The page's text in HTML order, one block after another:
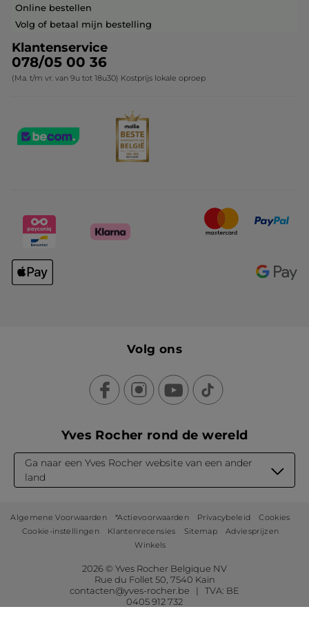
Contact opnemen
Online bestellen
Volg of betaal mijn bestelling
Klantenservice
078/05 00 36
(Ma. t/m vr. van 9u tot 18u30) Kostprijs lokale oproep
Volg ons
Yves Rocher rond de wereld
Ga naar een Yves Rocher website van een ander
land
Algemene Voorwaarden *Actievoorwaarden Privacybeleid
Cookies
Cookie-instellingen
Klantenrecensies Sitemap
Adviesprijzen
Winkels
2026 © Yves Rocher Belgique NV
Rue du Follet 50, 7540 Kain
contacten@yves-rocher.be | TVA: BE
0405 912 732